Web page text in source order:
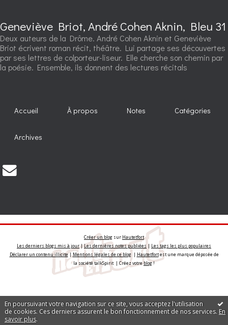
En poursuivant votre navigation sur ce site, vous acceptez l'utilisation
de cookies. Ces derniers assurent le bon fonctionnement de nos services. En
savoir plus.
Geneviève Briot, André Cohen Aknin, Bleu 31
Deux auteurs de la Drôme. André Cohen Aknin et Geneviève
Briot écrivent roman récit, théâtre. Lui partage ses découvertes
par ses lettres de colporteur-liseur. Elle cherche son chemin par
la poésie. Ensemble, ils donnent des lectures récitals
Accueil À propos Notes Catégories
Archives
Créer un blog sur Hautetfort
Les derniers blogs mis à jour|Les dernières notes publiées | Les tags les plus populaires
Déclarer un contenu illicite|Mentions légales de ce blog| Hautetfortest une marque déposée de
la société talkSpirit | Créez votreblog!